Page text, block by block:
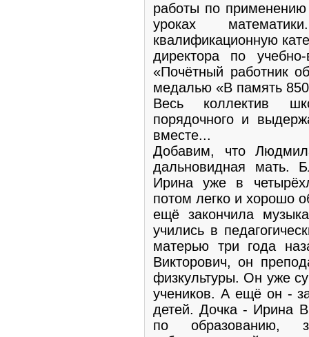
работы по
уроках
квалификационную
директора по учебно-
«Почётный работник
медалью «В память
Весь коллектив
порядочного и
вместе...
Добавим, что
дальновидная мать.
Ирина уже в
потом легко и хорошо
ещё закончила
учились в
матерью три года
Викторович, он
физкультуры. Он уже
учеников. А ещё он -
детей. Дочка - Ирина
по образованию,